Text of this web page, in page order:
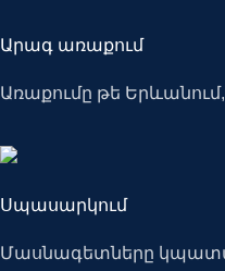
Արագ առաքում
Առաքումը թե
Սպասարկում
Մասնագետները